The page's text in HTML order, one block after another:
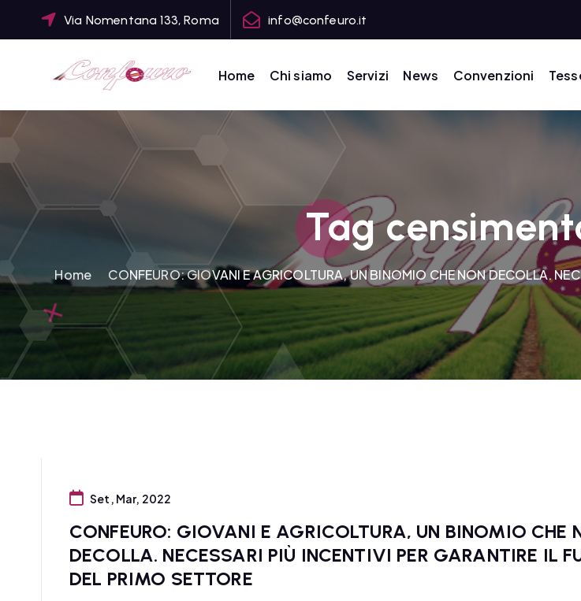
t
Via Nomentana 133, Roma info@confeuro.it
Home Chi siamo Servizi News Convenzioni
Tag
Home CONFEURO: GIOVANI E AGRICOLTURA, UN BINOMIO CHE NON DECOLLA.
Set, Mar, 2022
CONFEURO: GIOVANI E AGRICOLTURA, UN BINOMIO CHE
DECOLLA. NECESSARI PIÙ INCENTIVI PER GARANTIRE IL
DEL PRIMO SETTORE